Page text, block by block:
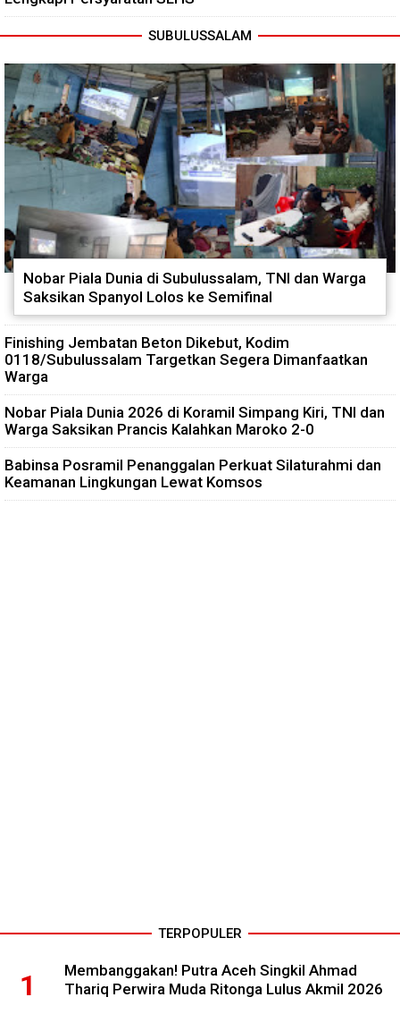
SUBULUSSALAM
Nobar Piala Dunia di Subulussalam, TNI dan Warga
Saksikan Spanyol Lolos ke Semifinal
Finishing Jembatan Beton Dikebut, Kodim
0118/Subulussalam Targetkan Segera Dimanfaatkan
Warga
Nobar Piala Dunia 2026 di Koramil Simpang Kiri, TNI dan
Warga Saksikan Prancis Kalahkan Maroko 2-0
Babinsa Posramil Penanggalan Perkuat Silaturahmi dan
Keamanan Lingkungan Lewat Komsos
TERPOPULER
Membanggakan! Putra Aceh Singkil Ahmad
Thariq Perwira Muda Ritonga Lulus Akmil 2026